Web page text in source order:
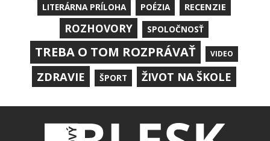
LITERÁRNA PRÍLOHA POÉZIA RECENZIE
ROZHOVORY SPOLOČNOSŤ
TREBA O TOM ROZPRÁVAŤ VIDEO
ZDRAVIE ŠPORT ŽIVOT NA ŠKOLE